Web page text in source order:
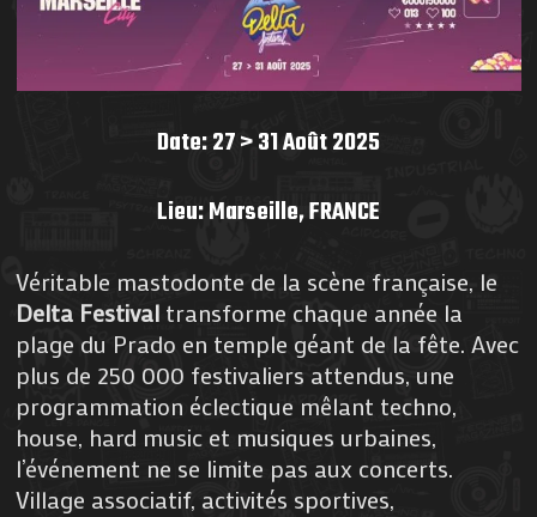
Date: 27 > 31 Août 2025
Lieu: Marseille,FRANCE
Véritable mastodonte de la scène française, le
Delta Festival transforme chaque année la
plage du Prado en temple géant de la fête. Avec
plus de 250 000 festivaliers attendus, une
programmation éclectique mêlant techno,
house, hard music et musiques urbaines,
l’événement ne se limite pas aux concerts.
Village associatif, activités sportives,